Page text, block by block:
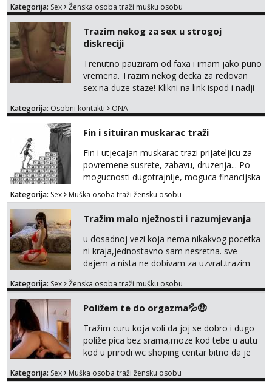
na sexdater link i javi mi se tamo....
Kategorija: Sex Ženska osoba traži mušku osobu
Trazim nekog za sex u strogoj
diskreciji
Trenutno pauziram od faxa i imam jako puno
vremena. Trazim nekog decka za redovan
sex na duze staze! Klikni na link ispod i nadji
Kategorija: Osobni kontakti ONA
Fin i situiran muskarac traži
Fin i utjecajan muskarac trazi prijateljicu za
povremene susrete, zabavu, druzenja... Po
mogucnosti dugotrajnije, moguca financijska
potpora!
Kategorija: Sex Muška osoba traži žensku osobu
Tražim malo nježnosti i razumjevanja
u dosadnoj vezi koja nema nikakvog pocetka
ni kraja,jednostavno sam nesretna. sve
dajem a nista ne dobivam za uzvrat.trazim
trazim puno samo malo njeznosti i
poljupce po tijelu koji me jako
pale,obozavam kad muskarac preuzme
kontrolu . javi se :) Klikni na link ispod i nadji
me tamo, cekam te!
Kategorija: Sex Ženska osoba traži mušku osobu
Poližem te do orgazma💦🤑
Tražim curu koja voli da joj se dobro i dugo
poliže pica bez srama,moze kod tebe u autu
kod u prirodi wc shoping centar bitno da je
jer nisam solo. Zgodan sam i diskretan,sliku
Kategorija: Sex Muška osoba traži žensku osobu